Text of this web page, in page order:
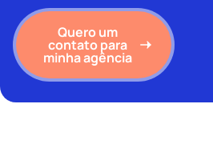
Quero um
contato para
minha agência